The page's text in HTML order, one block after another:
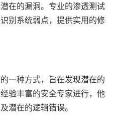
在的漏洞。专业的渗透测试
别系统弱点，提供实用的修
一种方式，旨在发现潜在的
验丰富的安全专家进行，他
潜在的逻辑错误。